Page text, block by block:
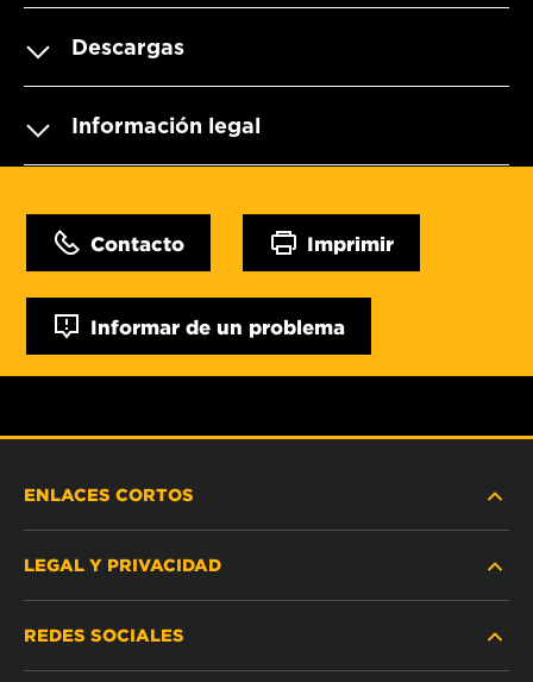
Descargas
Información legal
Contacto Imprimir
Informar de un problema
ENLACES CORTOS
DÓNDE COMPRAR
LEGAL Y PRIVACIDAD
REDES SOCIALES